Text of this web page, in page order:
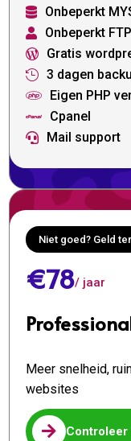
 Onbeperkt
 Onbeperkt
 Gratis
 3 dagen
 Eigen PHP
 Cpanel
 Mail support
Niet goed? Geld
€78/ jaar
Meer snelheid,
websites
 Controleer